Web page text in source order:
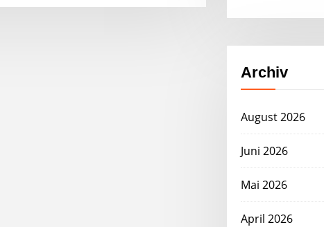
Archiv
August 2026
Juni 2026
Mai 2026
April 2026